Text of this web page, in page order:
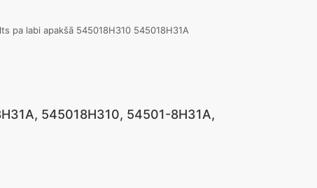
pa labi apakšā 545018H310 545018H31A
545018H310, 54501-8H31A,